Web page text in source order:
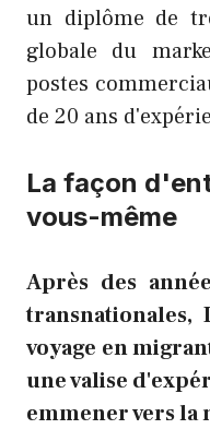
un diplôme de
globale du
postes
de 20 ans
La façon
vous-même
Après des
transnationales,
voyage en
une valise
emmener vers la